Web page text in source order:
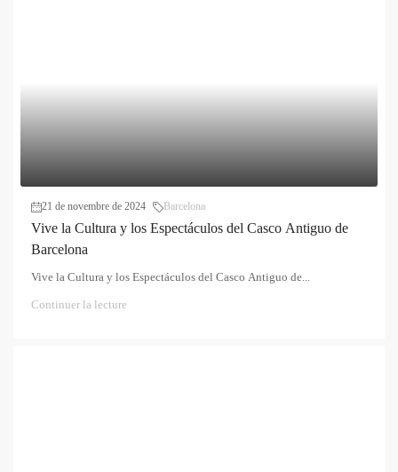
21 de novembre de 2024 Barcelona
Vive la Cultura y los Espectáculos del Casco Antiguo de
Barcelona
Vive la Cultura y los Espectáculos del Casco Antiguo de...
Continuer la lecture